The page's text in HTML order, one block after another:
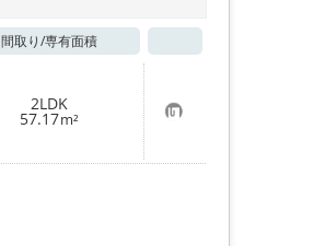
間取り/専有面積
2LDK
57.17m² お
気
に
入